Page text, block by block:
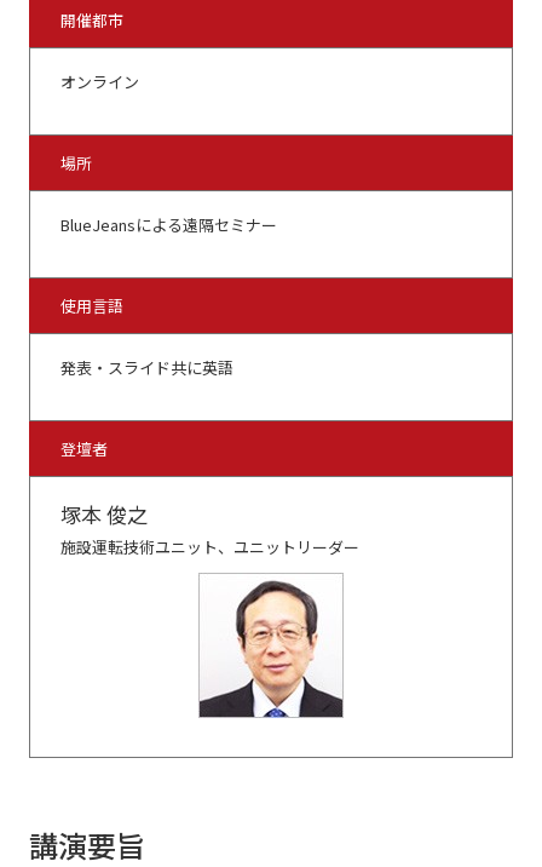
開催都市
オンライン
場所
BlueJeansによる遠隔セミナー
使用言語
発表・スライド共に英語
登壇者
塚本 俊之
施設運転技術ユニット、ユニットリーダー
講演要旨